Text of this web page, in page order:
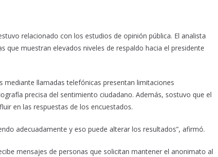
relacionado con los estudios de opinión pública. El analista
que muestran elevados niveles de respaldo hacia el presidente
mediante llamadas telefónicas presentan limitaciones
precisa del sentimiento ciudadano. Además, sostuvo que el
en las respuestas de los encuestados.
adecuadamente y eso puede alterar los resultados”, afirmó.
mensajes de personas que solicitan mantener el anonimato al